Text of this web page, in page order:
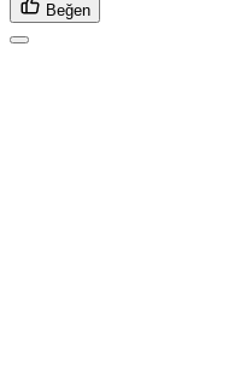
Beğen